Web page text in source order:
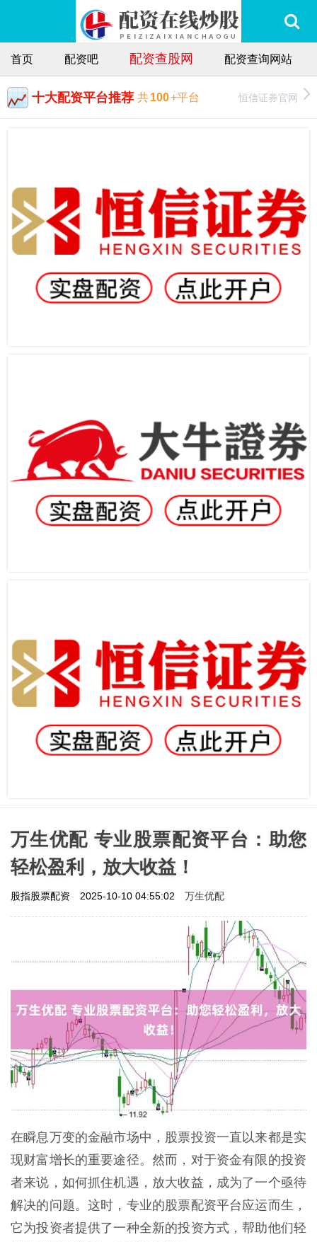
首页 配资吧 配资查股网 配资查询网站
十大配资平台推荐 共100+平台 恒信证券官网
万生优配 专业股票配资平台：助您
轻松盈利，放大收益！
股指股票配资 2025-10-10 04:55:02 万生优配
在瞬息万变的金融市场中，股票投资一直以来都是实
现财富增长的重要途径。然而，对于资金有限的投资
者来说，如何抓住机遇，放大收益，成为了一个亟待
解决的问题。这时，专业的股票配资平台应运而生，
它为投资者提供了一种全新的投资方式，帮助他们轻